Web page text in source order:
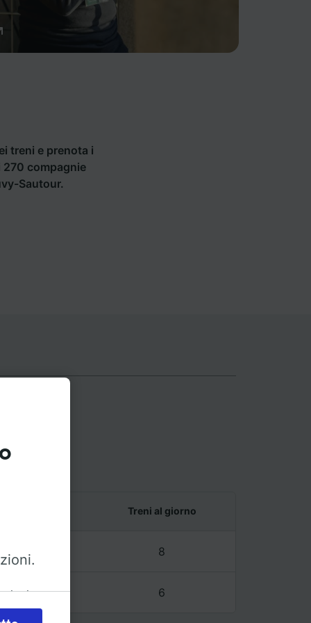
treni e prenota i
270 compagnie
Sautour.
Treni al giorno
– 20:20 8
– 20:20 6